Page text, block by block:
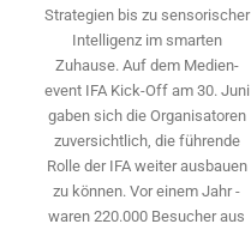
Strategien bis zu sensorischer
Intelligenz im smarten
Zuhause. Auf dem Medien­
event IFA Kick-Off am 30. Juni
gaben sich die Organisatoren
zuversichtlich, die führende
Rolle der IFA weiter ausbauen
zu können. Vor einem Jahr ­
waren 220.000 Besucher aus